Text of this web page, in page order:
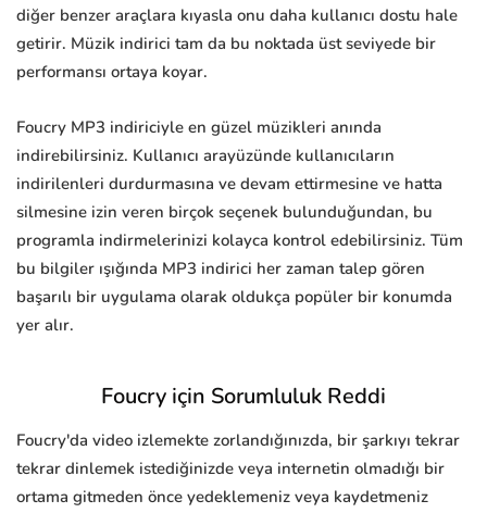
diğer benzer araçlara kıyasla onu daha kullanıcı dostu hale
getirir. Müzik indirici tam da bu noktada üst seviyede bir
performansı ortaya koyar.
Foucry MP3 indiriciyle en güzel müzikleri anında
indirebilirsiniz. Kullanıcı arayüzünde kullanıcıların
indirilenleri durdurmasına ve devam ettirmesine ve hatta
silmesine izin veren birçok seçenek bulunduğundan, bu
programla indirmelerinizi kolayca kontrol edebilirsiniz. Tüm
bu bilgiler ışığında MP3 indirici her zaman talep gören
başarılı bir uygulama olarak oldukça popüler bir konumda
yer alır.
Foucry için Sorumluluk Reddi
Foucry'da video izlemekte zorlandığınızda, bir şarkıyı tekrar
tekrar dinlemek istediğinizde veya internetin olmadığı bir
ortama gitmeden önce yedeklemeniz veya kaydetmeniz